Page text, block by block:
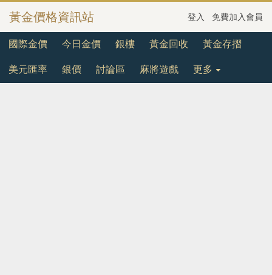
黃金價格資訊站 登入 免費加入會員
國際金價 今日金價 銀樓 黃金回收 黃金存摺
美元匯率 銀價 討論區 麻將遊戲 更多